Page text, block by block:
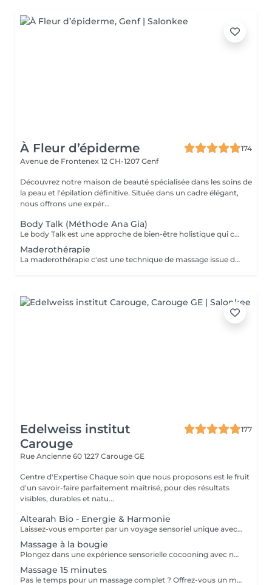
À Fleur d’épiderme
174
Avenue de Frontenex 12 CH-1207 Genf
Découvrez notre maison de beauté spécialisée dans les soins de
la peau et l'épilation définitive. Située dans un cadre élégant,
nous offrons une expér...
Body Talk (Méthode Ana Gia)
Le body Talk est une approche de bien-être holistique qui considère le corps comme un tout intelligent, capable de s'auto-réguler lorsqu'on l'aide à rétablir une bonne communication interne. Comment se déroule cette séance ? Elle commence par une anamnèse, un temps d'échange permettant de comprendre l'histoire de la personne, ses ressentis, ses problématique et ses objectifs. Ensuite, la praticienne utilise un feedback neuromusculaire doux pour dialoguer avec le corps et identifier les priorité du moment. Par de léger tapotements sur le corps, celui ci est invité à intégrer les corrections nécessaire et à relancer ses capacités naturelles d'équilibre.
Maderothérapie
La maderothérapie c'est une technique de massage issue de la médecine orientale et qui consiste en l'application d'un massage corporel avec des instruments en bois, ce qui permet un remodelage complet du corps. La Madérothérapie combine relaxation profonde, bien-être et traitement stimulant la réduction de la cellulite, tonifie la peau et remodèle le corps. Possibilité d'ajouter un masque LED visage pendant votre séance pour favoriser l'éclat de votre peau.
Edelweiss institut
Carouge
177
Rue Ancienne 60 1227 Carouge GE
Centre d'Expertise Chaque soin que nous proposons est le fruit
d'un savoir-faire parfaitement maîtrisé, pour des résultats
visibles, durables et natu...
Altearah Bio - Energie & Harmonie
Laissez-vous emporter par un voyage sensoriel unique avec notre massage aux huiles essentielles Altearah Bio: un rituel profondément enveloppant, qui mêle bien-être émotionnel, équilibre énergétique et relaxation du corps et de l'esprit. Chaque séance débute par un bilan olfactif personnalisé, pour sélectionner la couleur et la synergie d'huiles essentielles adaptée à votre besoin du moment : sérénité, vitalité, lâcher-prise, confiance, purification. Les huiles 100 % naturelles agissent subtilement sur vos émotions pendant que nos mains expertes détendent les tensions, réactivent la circulation et recentrent votre énergie. Ce soin holistique offre une véritable reconnexion à soi, un apaisement durable du mental, et un regain d'énergie vitale. Un moment suspendu, aussi puissant qu'intuitif, qui laisse la peau douce, l'âme légère et le corps profondément rééquilibré. Contre-indications: grossesse (selon les huiles utilisées), allaitement, épilepsie, allergies aux huiles essentielles, asthme, troubles hormonodépendants, hypotension ou hypertension non stabilisée, maladies de peau actives, cancer en cours ou récent, fièvre, pathologies respiratoires aiguës, traitement médical lourd sans avis médical Ne pas s'exposer au soleil après le massage (huiles essentielles) Merci de vous présenter 10 minutes avant l'heure de votre premier rendez-vous afin de prendre le temps de lire et signer votre fiche personnalisée.
Massage à la bougie
Plongez dans une expérience sensorielle cocooning avec notre massage à la bougie Pure Altitude, un véritable baume gourmand et nutritif pour le corps et l'âme. Dès l'allumage, la bougie se transforme en une huile tiède et fondante, délicatement parfumée, riche en beurres végétaux, cire d'abeille et extraits de plantes de montagne. Appliquée en massage enveloppant, elle glisse sur la peau avec une douceur exquise, nourrit intensément, relaxe profondément et laisse un sillage réconfortant. Ce rituel est une invitation à ralentir, à se reconnecter à soi, à se laisser bercer par la chaleur et les senteurs alpines. Idéal pour les peaux sèches, fatiguées, ou les esprits surmenés, c'est un pur moment de plaisir réconfortant, à s'offrir comme une parenthèse enchantée en plein cur de l'hiver ou quand le besoin de douceur se fait sentir. Contre-indications: peau irritée ou lésée, infections cutanées, brûlures récentes, grossesse (selon avis médical), allergies aux parfums, pathologies dermatologiques actives Merci de vous présenter 10 minutes avant l'heure de votre premier rendez-vous afin de prendre le temps de lire et signer votre fiche de soin personnalisée.
Massage 15 minutes
Pas le temps pour un massage complet ? Offrez-vous un massage du dos express alliant efficacité et détente profonde. Concentré sur les zones les plus tendues, ce massage libère rapidement les tensions accumulées, soulage les muscles fatigués et redonne une sensation immédiate de légèreté. Grâce aux huiles essentielles Altearah Bio, choisies pour leurs vertus relaxantes et revitalisantes, chaque geste est un véritable moment de bien-être, même en peu de temps. Idéal pour les agendas chargés, ce soin ciblé vous permet de repartir ressourcé, prêt à affronter votre journée avec sérénité. Contre-indications: peau irritée ou lésée, infections cutanées sur le dos, fièvre, inflammation aiguë ou chronique, allergies aux huiles essentielles, grossesse selon avis médical, pathologies dermatologiques actives. Ne pas s'exposer au soleil après le massage (huiles essentielles)